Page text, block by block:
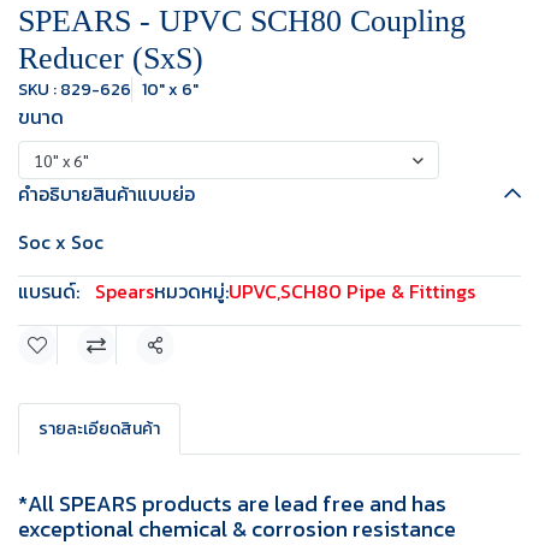
SPEARS - UPVC SCH80 Coupling
Reducer (SxS)
SKU : 829-626 10" x 6"
ขนาด
10" x 6"
คำอธิบายสินค้าแบบย่อ
Soc x Soc
แบรนด์: Spearsหมวดหมู่:UPVC,SCH80 Pipe & Fittings
แชร์
รายละเอียดสินค้า
*All SPEARS products are lead free and has
exceptional chemical & corrosion resistance